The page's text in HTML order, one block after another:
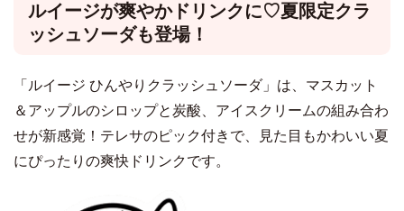
ルイージが爽やかドリンクに♡夏限定クラ
ッシュソーダも登場！
「ルイージ ひんやりクラッシュソーダ」は、マスカット
＆アップルのシロップと炭酸、アイスクリームの組み合わ
せが新感覚！テレサのピック付きで、見た目もかわいい夏
にぴったりの爽快ドリンクです。